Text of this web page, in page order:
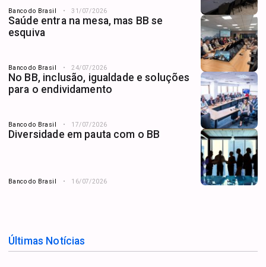
Banco do Brasil 31/07/2026
Saúde entra na mesa, mas BB se
esquiva
Banco do Brasil 24/07/2026
No BB, inclusão, igualdade e soluções
para o endividamento
Banco do Brasil 17/07/2026
Diversidade em pauta com o BB
Banco do Brasil 16/07/2026
Últimas Notícias